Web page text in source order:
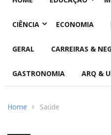
CIÊNCIA ECONOMIA
GERAL CARREIRAS &
GASTRONOMIA ARQ &
Home Saúde